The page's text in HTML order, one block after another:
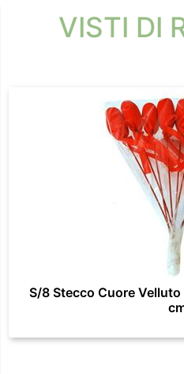
VISTI DI
S/8 Stecco Cuore